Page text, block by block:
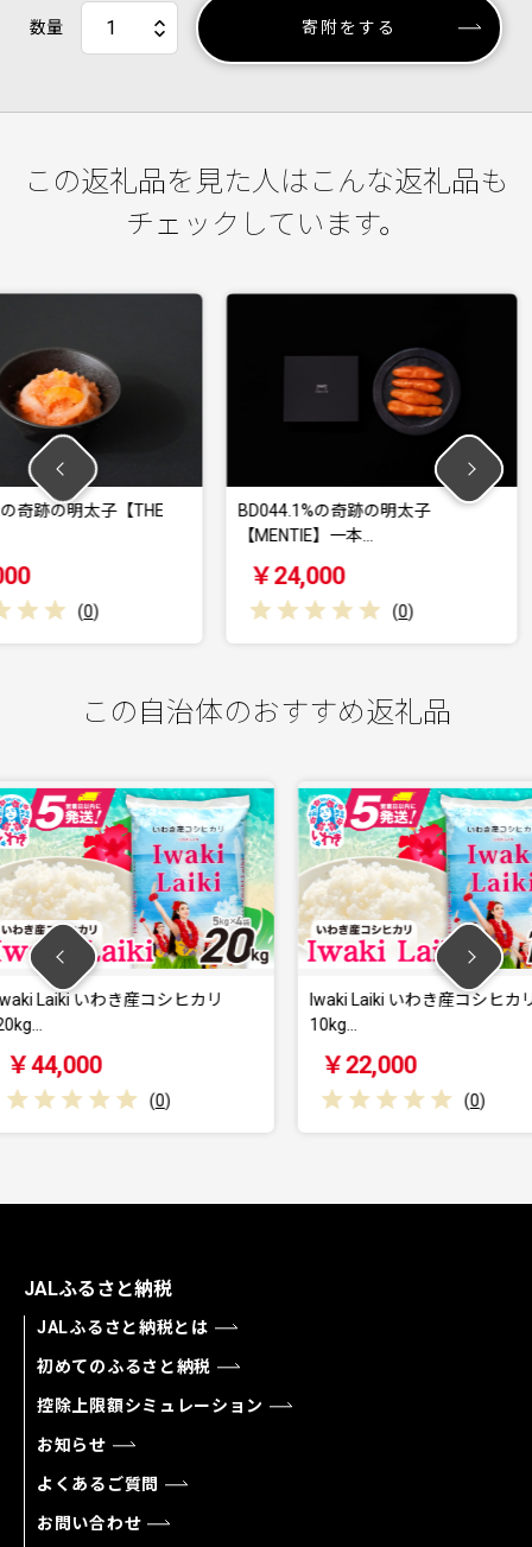
数量 寄附をする
この返礼品を見た人はこんな返礼品も
チェックしています。
【THE
BD044.1%の奇跡の明太子
【MENTIE】一本…
( 0)
a10-
この自治体のおすすめ返礼品
ヒカリ
)
Iwaki Laiki いわき産コシヒカリ
)
【単品
JALふるさと納税
JALふるさと納税とは
初めてのふるさと納税
控除上限額シミュレーション
お知らせ
よくあるご質問
お問い合わせ